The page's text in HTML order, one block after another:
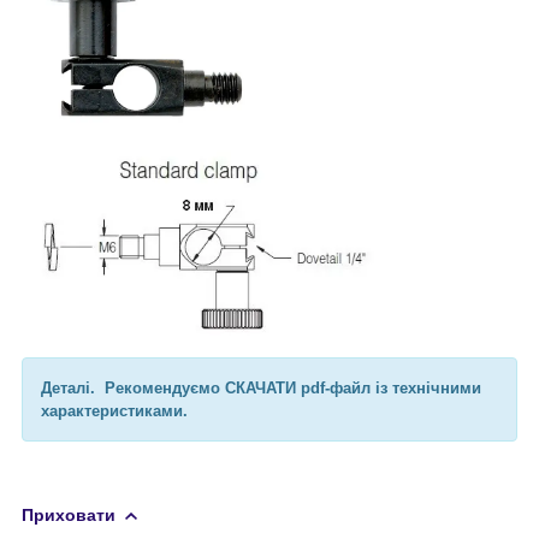
Деталі.
Рекомендуємо СКАЧАТИ pdf-файл із технічними
характеристиками.
Приховати